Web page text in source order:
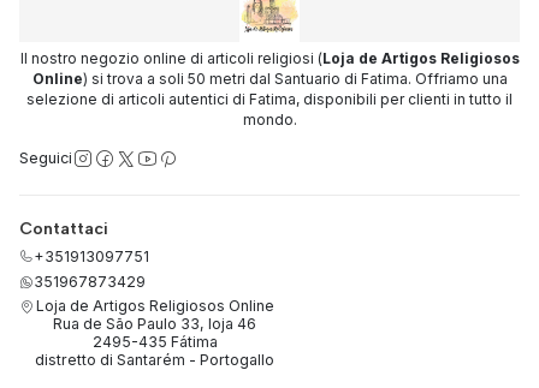
Il nostro negozio online di articoli religiosi (Loja de Artigos Religiosos
Online) si trova a soli 50 metri dal Santuario di Fatima. Offriamo una
selezione di articoli autentici di Fatima, disponibili per clienti in tutto il
mondo.
Seguici
Contattaci
+351913097751
351967873429
Loja de Artigos Religiosos Online
Rua de São Paulo 33, loja 46
2495-435 Fátima
distretto di Santarém - Portogallo